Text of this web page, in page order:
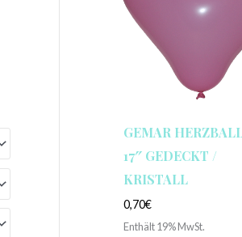
GEMAR
17″ GEDECKT /
KRISTALL
0,70€
Enthält 19% MwSt.